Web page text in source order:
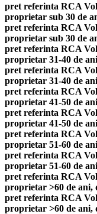
pret referinta RCA
proprietar sub 30 de
pret referinta RCA
proprietar sub 30 de
pret referinta RCA
proprietar 31-40 de
pret referinta RCA
proprietar 31-40 de
pret referinta RCA
proprietar 41-50 de
pret referinta RCA
proprietar 41-50 de
pret referinta RCA
proprietar 51-60 de
pret referinta RCA
proprietar 51-60 de
pret referinta RCA
proprietar >60 de ani,
pret referinta RCA
proprietar >60 de ani,